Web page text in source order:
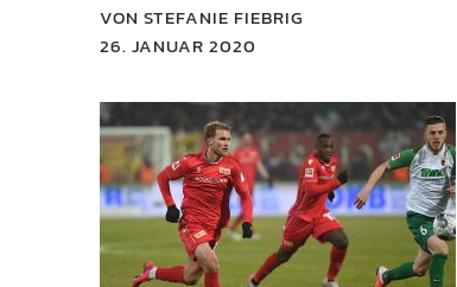
VON STEFANIE FIEBRIG
26. JANUAR 2020